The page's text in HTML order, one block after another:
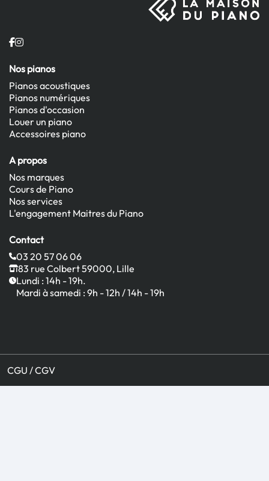
Nos pianos
Pianos acoustiques
Pianos numériques
Pianos d'occasion
Louer un piano
Accessoires piano
A propos
Nos marques
Cours de Piano
Nos services
L'engagement Maitres du Piano
Contact
03 20 57 06 06
83 rue Colbert 59000, Lille
Lundi : 14h - 19h.
Mardi à samedi : 9h - 12h / 14h - 19h
CGU / CGV